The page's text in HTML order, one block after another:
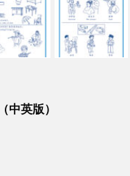
英版）